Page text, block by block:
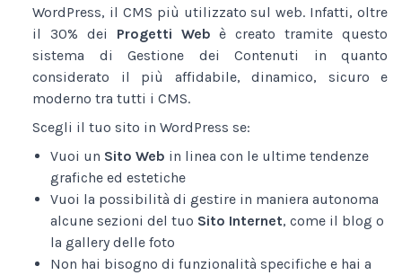
WordPress, il CMS più utilizzato sul web. Infatti, oltre
il 30% dei Progetti Web è creato tramite questo
sistema di Gestione dei Contenuti in quanto
considerato il più affidabile, dinamico, sicuro e
moderno tra tutti i CMS.
Scegli il tuo sito in WordPress se:
Vuoi un Sito Web in linea con le ultime tendenze
grafiche ed estetiche
Vuoi la possibilità di gestire in maniera autonoma
alcune sezioni del tuo Sito Internet, come il blog o
la gallery delle foto
Non hai bisogno di funzionalità specifiche e hai a